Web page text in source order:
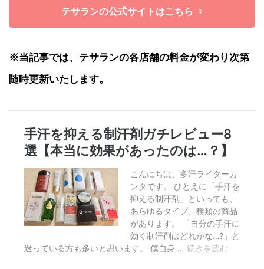
テサランの公式サイトはこちら
※当記事では、テサランの各店舗の料金が変わり次第
随時更新いたします。